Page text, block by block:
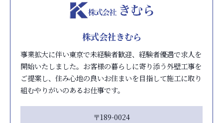
株式会社きむら
事業拡大に伴い東京で未経験者歓迎、経験者優遇で求人を
開始いたしました。お客様の暮らしに寄り添う外壁工事を
ご提案し、住み心地の良いお住まいを目指して施工に取り
組むやりがいのあるお仕事です。
〒189-0024